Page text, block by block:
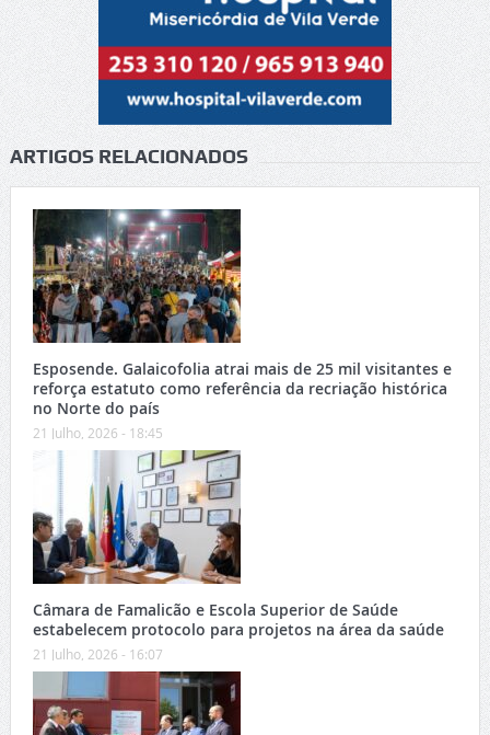
ARTIGOS RELACIONADOS
Esposende. Galaicofolia atrai mais de 25 mil visitantes e
reforça estatuto como referência da recriação histórica
no Norte do país
21 Julho, 2026 - 18:45
Câmara de Famalicão e Escola Superior de Saúde
estabelecem protocolo para projetos na área da saúde
21 Julho, 2026 - 16:07